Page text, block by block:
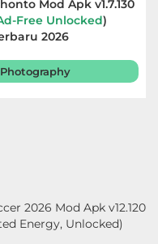
Mod Apk v1.7.130
Free Unlocked)
2026
Photography
2026 Mod Apk v12.120
Energy, Unlocked)